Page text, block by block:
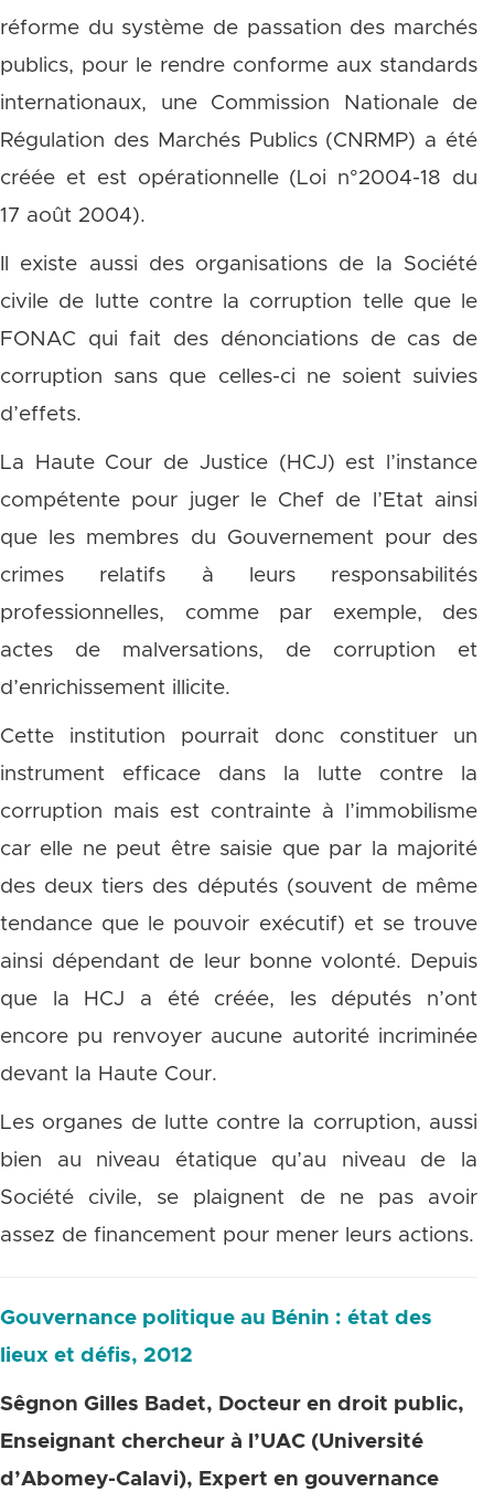
réforme du système de passation des marchés
publics, pour le rendre conforme aux standards
internationaux, une Commission Nationale de
Régulation des Marchés Publics (CNRMP) a été
créée et est opérationnelle (Loi n°2004-18 du
17 août 2004).
Il existe aussi des organisations de la Société
civile de lutte contre la corruption telle que le
FONAC qui fait des dénonciations de cas de
corruption sans que celles-ci ne soient suivies
d’effets.
La Haute Cour de Justice (HCJ) est l’instance
compétente pour juger le Chef de l’Etat ainsi
que les membres du Gouvernement pour des
crimes relatifs à leurs responsabilités
professionnelles, comme par exemple, des
actes de malversations, de corruption et
d’enrichissement illicite.
Cette institution pourrait donc constituer un
instrument efficace dans la lutte contre la
corruption mais est contrainte à l’immobilisme
car elle ne peut être saisie que par la majorité
des deux tiers des députés (souvent de même
tendance que le pouvoir exécutif) et se trouve
ainsi dépendant de leur bonne volonté. Depuis
que la HCJ a été créée, les députés n’ont
encore pu renvoyer aucune autorité incriminée
devant la Haute Cour.
Les organes de lutte contre la corruption, aussi
bien au niveau étatique qu’au niveau de la
Société civile, se plaignent de ne pas avoir
assez de financement pour mener leurs actions.
Gouvernance politique au Bénin : état des
lieux et défis, 2012
Sêgnon Gilles Badet, Docteur en droit public,
Enseignant chercheur à l’UAC (Université
d’Abomey-Calavi), Expert en gouvernance